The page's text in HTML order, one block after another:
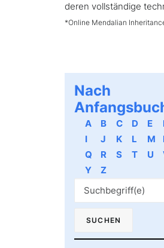
deren vollständige
*Online Mendalian
Nach
A B C D E
I
J K L M
Q
R S T U
Y
Z